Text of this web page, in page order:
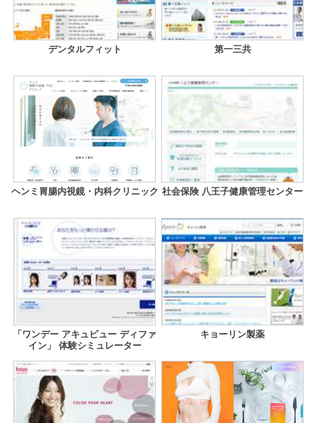
デンタルフィット 第一三共
ヘンミ胃腸内視鏡・内科クリニック 社会保険 八王子健康管理センター
「ワンデー アキュビュー ディファ
イン」 体験シミュレーター
キョーリン製薬